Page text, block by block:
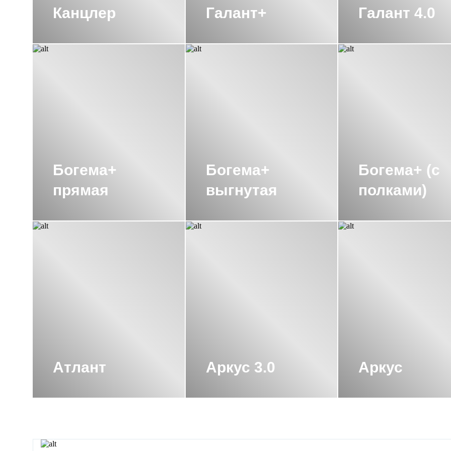
ПОЛОТЕНЦЕСУШИТЕЛИ ЭЛЕКТРИЧЕСКИЕ СУНЕРЖА 300
ПОЛОТЕНЦЕСУШИТЕЛЬ 1200Х600 СУНЕРЖА ПОЛОТЕНЦЕСУШИТЕЛЬ 300
ПОЛОТЕНЦЕСУШИТЕЛЬ ВОДЯНОЙ 600Х400 СУНЕРЖА
ПОЛОТЕНЦЕСУШИТЕЛЬ ЛЕСЕНКА СУНЕРЖА ПОЛОТЕНЦЕСУШИТЕЛЬ С
ПРАВЫЕ ЭЛЕКТРИЧЕСКИЕ ПОЛОТЕНЦЕСУШИТЕЛИ СУНЕРЖА
ЧЕРНЫЕ МАТОВЫЕ ПОЛОТЕНЦЕСУШИТЕЛИ СУНЕРЖА
Канцлер Галант+ Галант 4.0
Богема+
прямая
Богема+
выгнутая
Богема+ (с
полками)
Атлант Аркус 3.0 Аркус